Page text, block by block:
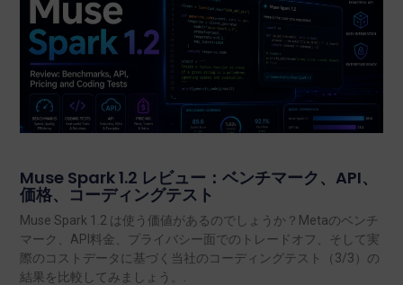
Muse Spark 1.2 レビュー：ベンチマーク、API、
価格、コーディングテスト
Muse Spark 1.2 は使う価値があるのでしょうか？Metaのベンチ
マーク、API料金、プライバシー面でのトレードオフ、そして実
際のコストデータに基づく当社のコーディングテスト（3/3）の
結果を比較してみましょう。.